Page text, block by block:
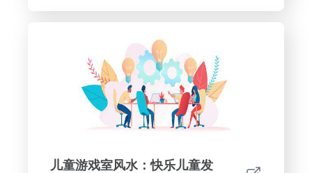
儿童游戏室风水：快乐儿童发